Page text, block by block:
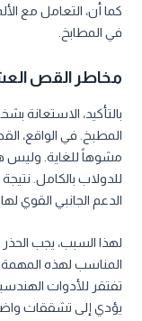
كما أن، التعامل مع
في المطابخ.
مخاطر القص
بالتأكيد،
المطبخ. في الواقع،
مشوهاً للغاية.
للدولاب بالكامل.
الدعم الجانبي القوي لها.
لهذا السبب، يجب الحذر
المناسب لهذه المهمة.
تفتقر للأدوات
يؤدي إلى تشققات